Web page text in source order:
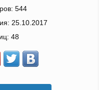
544
25.10.2017
48